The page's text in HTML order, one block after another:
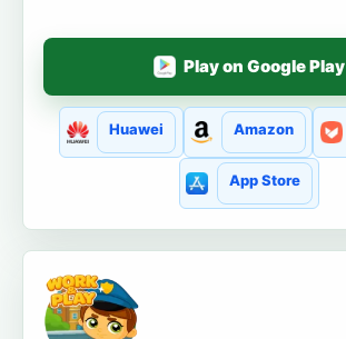
Play on Google Play
Huawei Amazon
App Store